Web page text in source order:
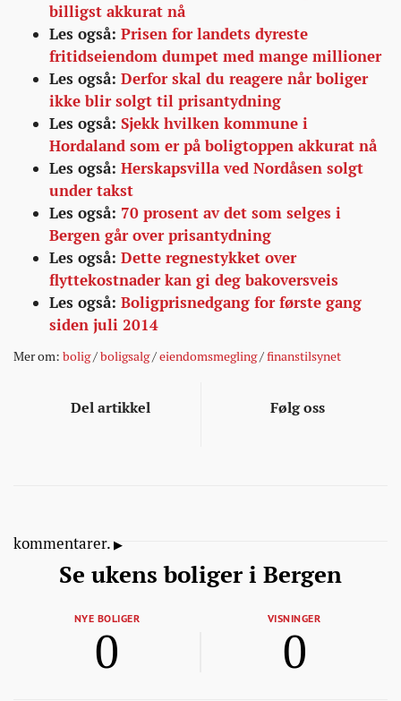
billigst akkurat nå
Les også: Prisen for landets dyreste
fritidseiendom dumpet med mange millioner
Les også: Derfor skal du reagere når boliger
ikke blir solgt til prisantydning
Les også: Sjekk hvilken kommune i
Hordaland som er på boligtoppen akkurat nå
Les også: Herskapsvilla ved Nordåsen solgt
under takst
Les også: 70 prosent av det som selges i
Bergen går over prisantydning
Les også: Dette regnestykket over
flyttekostnader kan gi deg bakoversveis
Les også: Boligprisnedgang for første gang
siden juli 2014
Mer om: bolig/boligsalg/eiendomsmegling/finanstilsynet
Del artikkel Følg oss
kommentarer.
Se ukens boliger i Bergen
NYE BOLIGER
0
VISNINGER
0